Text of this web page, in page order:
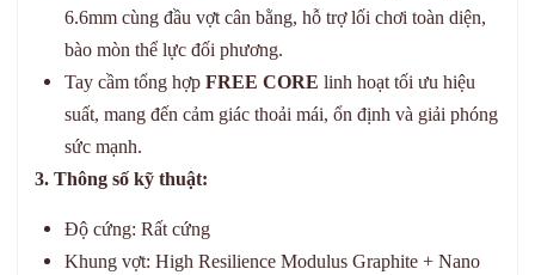
6.6mm cùng đầu vợt cân bằng, hỗ trợ lối chơi toàn diện,
bào mòn thể lực đối phương.
Tay cầm tổng hợp FREE CORE linh hoạt tối ưu hiệu
suất, mang đến cảm giác thoải mái, ổn định và giải phóng
sức mạnh.
3. Thông số kỹ thuật:
Độ cứng: Rất cứng
Khung vợt: High Resilience Modulus Graphite + Nano